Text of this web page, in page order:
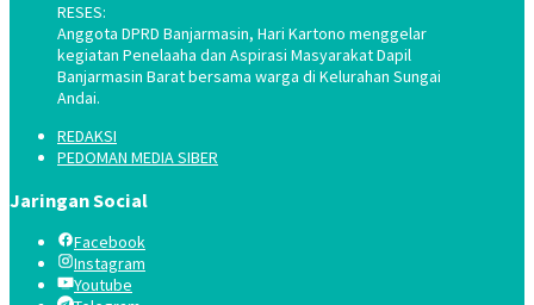
RESES:
Anggota DPRD Banjarmasin, Hari Kartono menggelar
kegiatan Penelaaha dan Aspirasi Masyarakat Dapil
Banjarmasin Barat bersama warga di Kelurahan Sungai
Andai.
REDAKSI
PEDOMAN MEDIA SIBER
Jaringan Social
Facebook
Instagram
Youtube